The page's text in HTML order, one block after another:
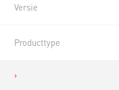
Versie
Producttype